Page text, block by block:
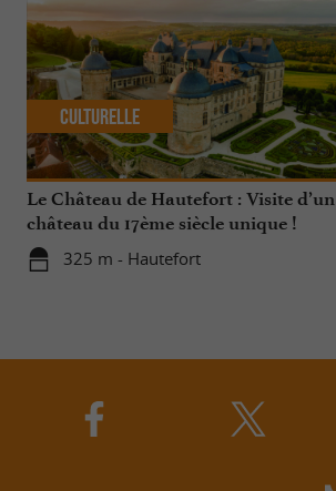
Le Château de Hautefort : Visite d’un
château du 17ème siècle unique !
325 m - Hautefort
Culturelle